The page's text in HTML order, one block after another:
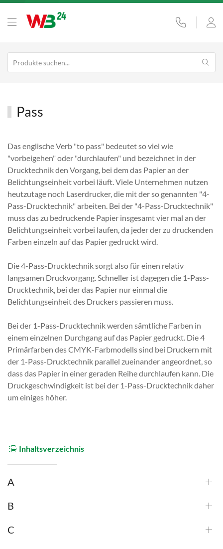
Inhaltsverzeichnis
A
B
C
Pass
Das englische Verb "to pass" bedeutet so viel wie
"vorbeigehen" oder "durchlaufen" und bezeichnet in der
Drucktechnik den Vorgang, bei dem das Papier an der
Belichtungseinheit vorbei läuft. Viele Unternehmen nutzen
heutzutage noch Laserdrucker, die mit der so genannten "4-
Pass-Drucktechnik" arbeiten. Bei der "4-Pass-Drucktechnik"
muss das zu bedruckende Papier insgesamt vier mal an der
Belichtungseinheit vorbei laufen, da jeder der zu druckenden
Farben einzeln auf das Papier gedruckt wird.
Die 4-Pass-Drucktechnik sorgt also für einen relativ
langsamen Druckvorgang. Schneller ist dagegen die 1-Pass-
Drucktechnik, bei der das Papier nur einmal die
Belichtungseinheit des Druckers passieren muss.
Bei der 1-Pass-Drucktechnik werden sämtliche Farben in
einem einzelnen Durchgang auf das Papier gedruckt. Die 4
Primärfarben des CMYK-Farbmodells sind bei Druckern mit
der 1-Pass-Drucktechnik parallel zueinander angeordnet, so
dass das Papier in einer geraden Reihe durchlaufen kann. Die
Druckgeschwindigkeit ist bei der 1-Pass-Drucktechnik daher
um einiges höher.